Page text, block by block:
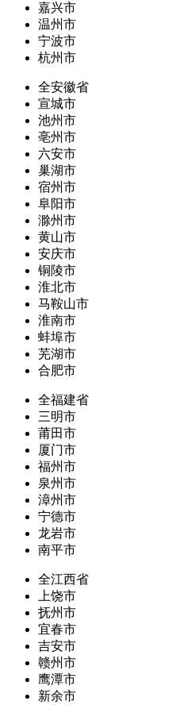
嘉兴市
温州市
宁波市
杭州市
全安徽省
宣城市
池州市
亳州市
六安市
巢湖市
宿州市
阜阳市
滁州市
黄山市
安庆市
铜陵市
淮北市
马鞍山市
淮南市
蚌埠市
芜湖市
合肥市
全福建省
三明市
莆田市
厦门市
福州市
泉州市
漳州市
宁德市
龙岩市
南平市
全江西省
上饶市
抚州市
宜春市
吉安市
赣州市
鹰潭市
新余市